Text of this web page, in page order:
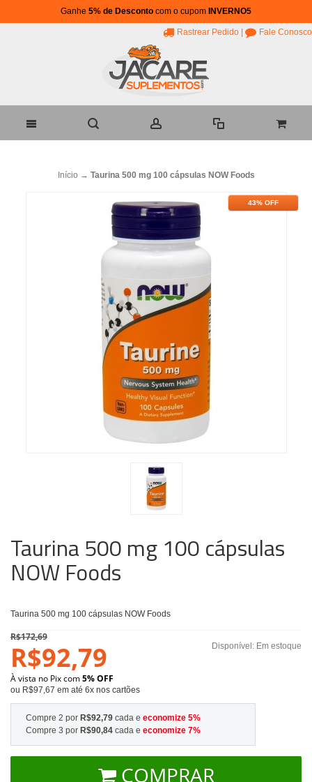
Ganhe 5% de Desconto com o cupom INVERNO5
Rastrear Pedido Fale Conosco
Início → Taurina 500 mg 100 cápsulas NOW Foods
43% OFF
Taurina 500 mg 100 cápsulas
NOW Foods
Taurina 500 mg 100 cápsulas NOW Foods
Disponível: Em estoque
R$172,69
R$92,79
À vista no Pix com5% OFF
ou R$97,67 em até 6x nos cartões
Compre 2 por R$92,79 cada e economize 5%
Compre 3 por R$90,84 cada e economize 7%
COMPRAR